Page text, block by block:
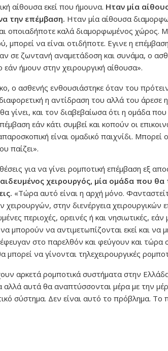
αίθουσα εκεί που ήμουνα. Ηταν μία
την επέμβαση. Ηταν μία αίθουσα
οποιαδήποτε καλά διαμορφωμένος χώρος.
μπορεί να είναι οτιδήποτε. Εγινε η
σε ζωντανή αναμετάδοση και συνάμα, ο
ήμουν στην χειρουργική αίθουσα».
ο ασθενής ενθουσιάστηκε όταν του
η αντίδραση του αλλά του άρεσε
γίνει, και τον διαβεβαίωσα ότι η ομάδα
εάν κάτι συμβεί και κοπούν οι
είναι ομαδικό παιχνίδι. Μπορεί
παίζει».
για να γίνει ρομποτική επέμβαση εξ
χειρουργός, μία ομάδα που θα
«Τώρα αυτό είναι η αρχή μόνο.
χειρουργών, στην διενέργεια χειρουργικών
περιοχές, ορεινές ή και νησιωτικές,
μπορούν να αντιμετωπίζονται εκεί και να
στο παρελθόν και φεύγουν και τώρα
μπορεί να γίνονται τηλεχειρουργικές
αρκετά ρομποτικά συστήματα στην
αλλά αυτά θα αναπτύσσονται μέρα με την
σύστημα. Δεν είναι αυτό το πρόβλημα. Το